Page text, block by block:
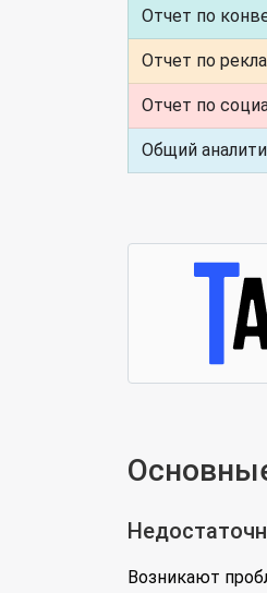
Отчет по
Отчет по
Отчет по
Общий
Возникают